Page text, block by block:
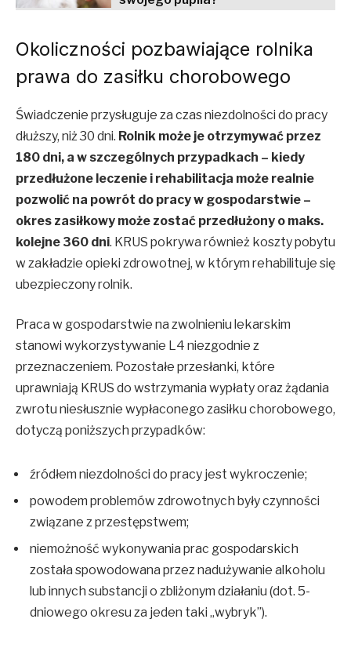
Okoliczności pozbawiające rolnika
prawa do zasiłku chorobowego
Świadczenie przysługuje za czas niezdolności do pracy
dłuższy, niż 30 dni. Rolnik może je otrzymywać przez
180 dni, a w szczególnych przypadkach – kiedy
przedłużone leczenie i rehabilitacja może realnie
pozwolić na powrót do pracy w gospodarstwie –
okres zasiłkowy może zostać przedłużony o maks.
kolejne 360 dni. KRUS pokrywa również koszty pobytu
w zakładzie opieki zdrowotnej, w którym rehabilituje się
ubezpieczony rolnik.
Praca w gospodarstwie na zwolnieniu lekarskim
stanowi wykorzystywanie L4 niezgodnie z
przeznaczeniem. Pozostałe przesłanki, które
uprawniają KRUS do wstrzymania wypłaty oraz żądania
zwrotu niesłusznie wypłaconego zasiłku chorobowego,
dotyczą poniższych przypadków:
źródłem niezdolności do pracy jest wykroczenie;
powodem problemów zdrowotnych były czynności
związane z przestępstwem;
niemożność wykonywania prac gospodarskich
została spowodowana przez nadużywanie alkoholu
lub innych substancji o zbliżonym działaniu (dot. 5-
dniowego okresu za jeden taki „wybryk”).